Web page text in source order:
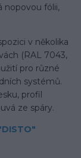
nopovou fólii,
v několika
(RAL 7043,
pro různé
systémů.
profil
ze spáry.